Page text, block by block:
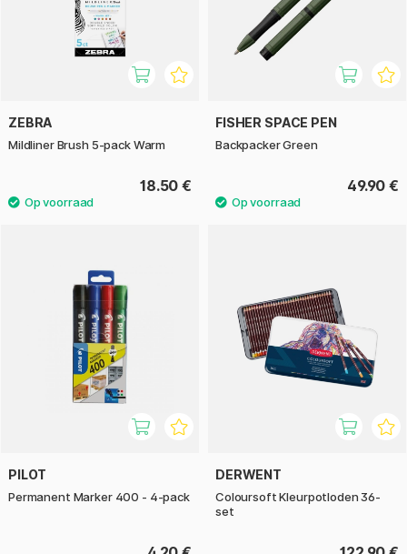
ZEBRA
Mildliner Brush 5-pack Warm
18.50 €
FISHER SPACE PEN
Backpacker Green
49.90 €
PILOT
Permanent Marker 400 - 4-pack
DERWENT
Coloursoft Kleurpotloden 36-
set